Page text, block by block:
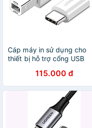
Cáp máy in sử dụng cho
thiết bị hỗ trợ cổng USB
US241 40417 - Hàng Chính
Hãng
115.000 đ